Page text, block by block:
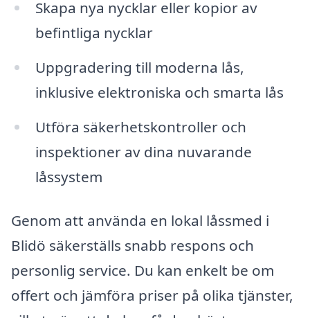
Skapa nya nycklar eller kopior av
befintliga nycklar
Uppgradering till moderna lås,
inklusive elektroniska och smarta lås
Utföra säkerhetskontroller och
inspektioner av dina nuvarande
låssystem
Genom att använda en lokal låssmed i
Blidö säkerställs snabb respons och
personlig service. Du kan enkelt be om
offert och jämföra priser på olika tjänster,